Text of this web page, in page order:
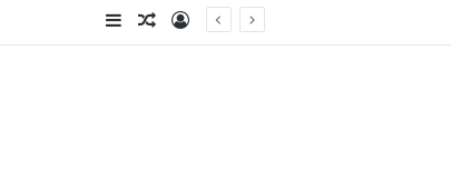
تسجيل الدخول
مقال عشوائي
إضافة عمود